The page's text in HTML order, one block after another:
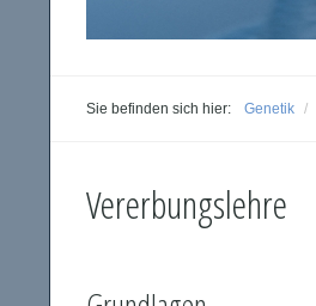
Sie befinden sich hier: Genetik /
Vererbungslehre